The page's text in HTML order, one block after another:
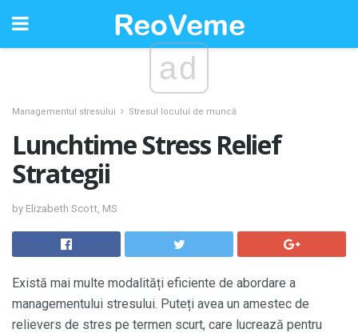
ad
Managementul stresului Stresul locului de muncă
Lunchtime Stress Relief
Strategii
by Elizabeth Scott, MS
Există mai multe modalități eficiente de abordare a
managementului stresului. Puteți avea un amestec de
relievers de stres pe termen scurt, care lucrează pentru